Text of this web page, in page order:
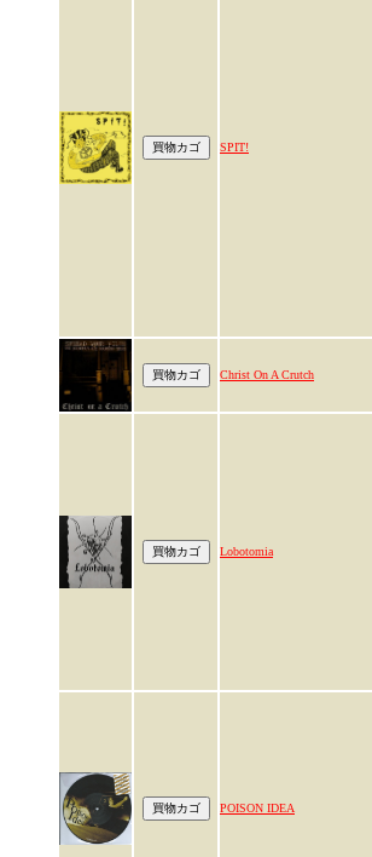
SPIT!
Christ On A Crutch
Lobotomia
POISON IDEA